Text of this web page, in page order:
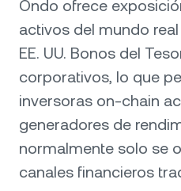
Ondo ofrece
activos del mundo
EE. UU. Bonos del
corporativos, lo que
inversoras on-chain
generadores de
normalmente solo se
canales financieros